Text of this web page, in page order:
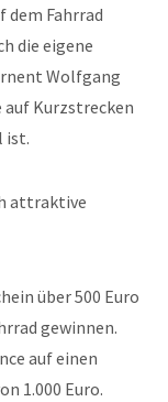
dem Fahrrad
die eigene
Wolfgang
auf Kurzstrecken
ist.
attraktive
über 500 Euro
gewinnen.
auf einen
1.000 Euro.